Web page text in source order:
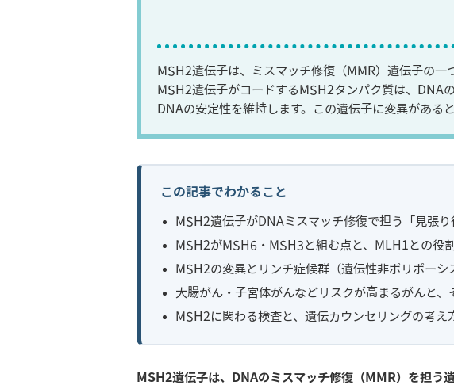
MSH2遺伝子は、ミスマッチ修復（MMR）遺伝子の一
MSH2遺伝子がコードするMSH2タンパク質は、DNA
DNAの安定性を維持します。この遺伝子に変異がある
この記事でわかること
MSH2遺伝子がDNAミスマッチ修復で担う「見張り
MSH2がMSH6・MSH3と組む点と、MLH1との役
MSH2の変異とリンチ症候群（遺伝性非ポリポーシ
大腸がん・子宮体がんなどリスクが高まるがんと、
MSH2に関わる検査と、遺伝カウンセリングの考え
MSH2遺伝子は、DNAのミスマッチ修復（MMR）を担う遺